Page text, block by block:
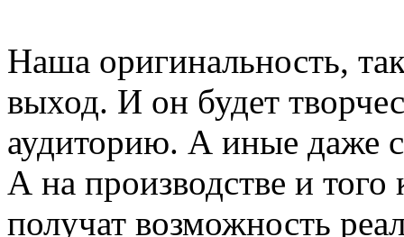
Наша оригинальность,
выход. И он будет
аудиторию. А иные даже
А на производстве и
получат возможность